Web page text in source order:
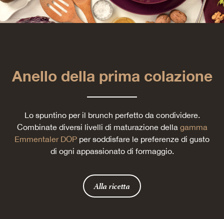
Anello della prima colazione
Lo spuntino per il brunch perfetto da condividere.
Combinate diversi livelli di maturazione della gamma
Emmentaler DOP per soddisfare le preferenze di gusto
di ogni appassionato di formaggio.
Alla ricetta